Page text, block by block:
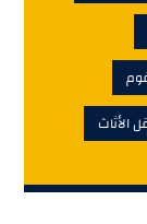
الأثاث